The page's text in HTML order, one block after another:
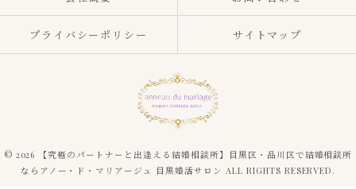
プライバシーポリシー サイトマップ
© 2026 【究極のパートナーと出逢える結婚相談所】目黒区・品川区で結婚相談所
ならアノー・ド・マリアージュ 目黒婚活サロン ALL RIGHTS RESERVED.